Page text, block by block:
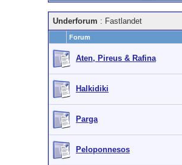
Underforum : Fastlandet
Forum
Aten, Pireus & Rafina
Halkidiki
Parga
Peloponnesos